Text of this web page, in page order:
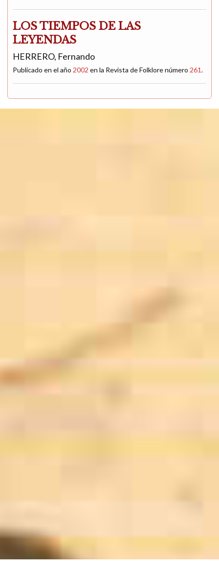
LOS TIEMPOS DE LAS
LEYENDAS
HERRERO, Fernando
Publicado en el año 2002 en la Revista de Folklore número 261.